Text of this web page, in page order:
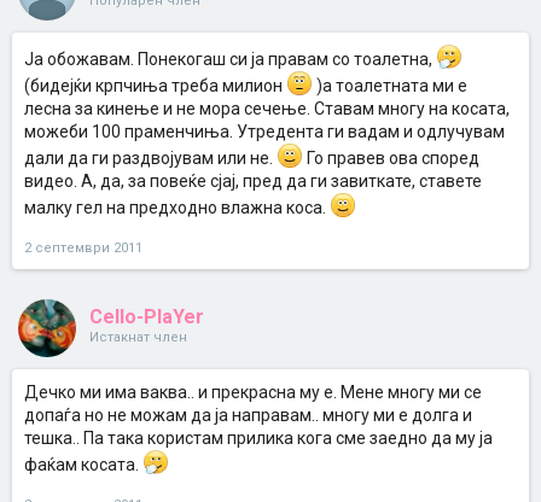
Ја обожавам. Понекогаш си ја правам со тоалетна,
(бидејќи крпчиња треба милион
)а тоалетната ми е
лесна за кинење и не мора сечење. Ставам многу на косата,
можеби 100 праменчиња. Утредента ги вадам и одлучувам
дали да ги раздвојувам или не.
Го правев ова според
видео. А, да, за повеќе сјај, пред да ги завиткате, ставете
малку гел на предходно влажна коса.
2 септември 2011
Cello-PlaYer
Истакнат член
Дечко ми има ваква.. и прекрасна му е. Мене многу ми се
допаѓа но не можам да ја направам.. многу ми е долга и
тешка.. Па така користам прилика кога сме заедно да му ја
фаќам косата.